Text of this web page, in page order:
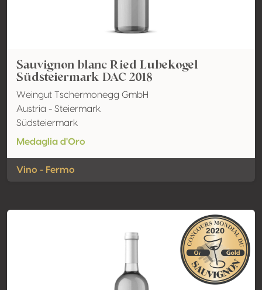
Sauvignon blanc Ried Lubekogel
Südsteiermark DAC 2018
Weingut Tschermonegg GmbH
Austria - Steiermark
Südsteiermark
Medaglia d'Oro
Vino - Fermo